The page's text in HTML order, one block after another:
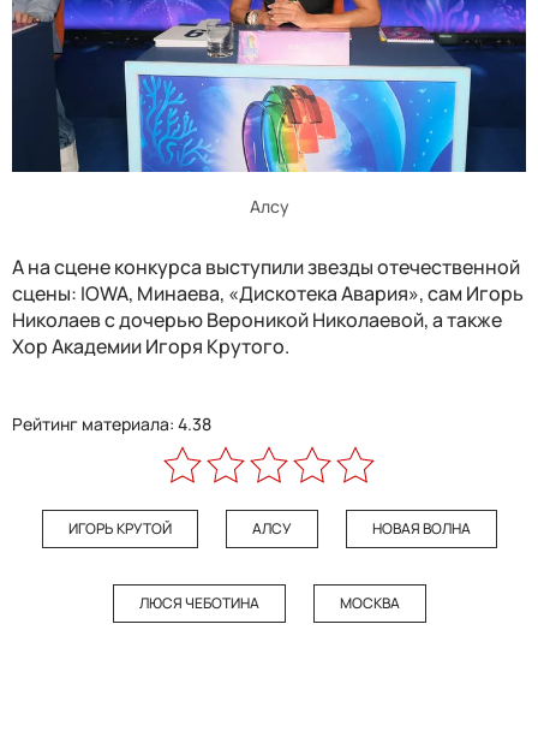
Алсу
А на сцене конкурса выступили звезды отечественной
сцены: IOWA, Минаева, «Дискотека Авария», сам Игорь
Николаев с дочерью Вероникой Николаевой, а также
Хор Академии Игоря Крутого.
Рейтинг материала: 4.38
ИГОРЬ КРУТОЙ АЛСУ НОВАЯ ВОЛНА
ЛЮСЯ ЧЕБОТИНА МОСКВА